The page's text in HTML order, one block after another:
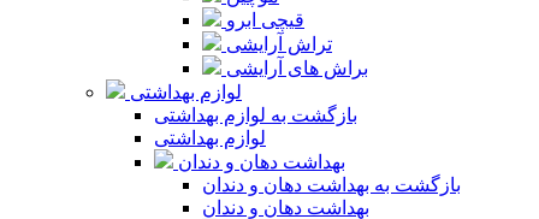
قیچی ابرو
تراش آرایشی
براش های آرایشی
لوازم بهداشتی
بازگشت به لوازم بهداشتی
لوازم بهداشتی
بهداشت دهان و دندان
بازگشت به بهداشت دهان و دندان
بهداشت دهان و دندان